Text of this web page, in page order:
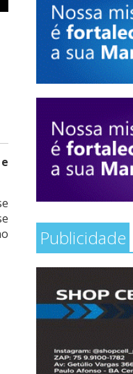
Publicidade